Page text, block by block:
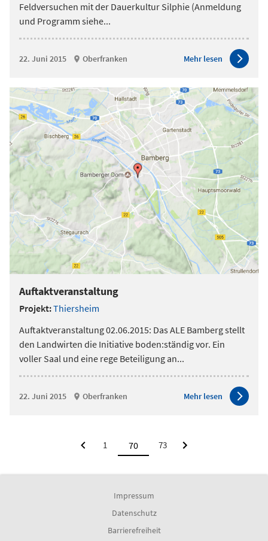
Feldversuchen mit der Dauerkultur Silphie (Anmeldung
und Programm siehe...
22. Juni 2015 Oberfranken Mehr lesen
Auftaktveranstaltung
Projekt:Thiersheim
Auftaktveranstaltung 02.06.2015: Das ALE Bamberg stellt
den Landwirten die Initiative boden:ständig vor. Ein
voller Saal und eine rege Beteiligung an...
22. Juni 2015 Oberfranken Mehr lesen
1 73
Impressum
Datenschutz
Barrierefreiheit